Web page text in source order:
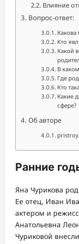
Влияние
Вопрос-ответ:
Кто
Какой
В
Где
Кто
Какие
сфере?
Об авторе
Ранние
Яна Чурикова
Ее отец, Иван
актером и
Анатольевна
Чуриковой